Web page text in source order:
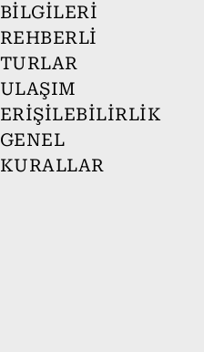
BİLGİLERİ
REHBERLİ
TURLAR
ULAŞIM
ERİŞİLEBİLİRLİK
GENEL
KURALLAR